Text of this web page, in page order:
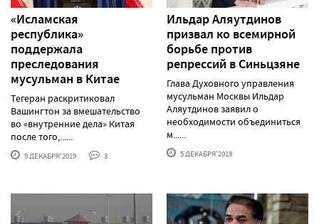
«Исламская
республика»
поддержала
преследования
мусульман в Китае
Тегеран раскритиковал
Вашингтон за вмешательство
во «внутренние дела» Китая
после того,......
9 ДЕКАБРЯ'2019 3
Ильдар Аляутдинов
призвал ко всемирной
борьбе против
репрессий в Синьцзяне
Глава Духовного управления
мусульман Москвы Ильдар
Аляутдинов заявил о
необходимости объединиться
м......
5 ДЕКАБРЯ'2019